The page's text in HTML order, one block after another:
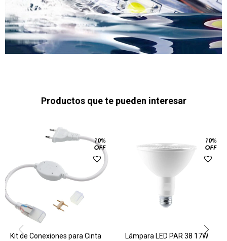
Productos que te pueden interesar
Kit de Conexiones para Cinta
Lámpara LED PAR 38 17W